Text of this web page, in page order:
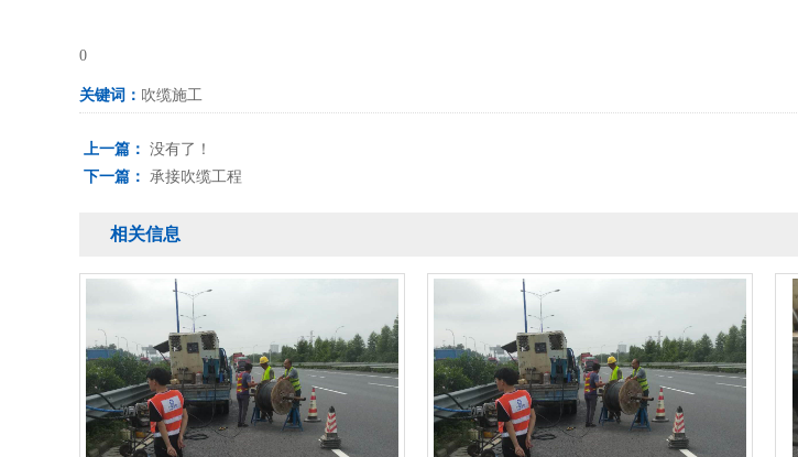
0
关键词： 吹缆施工
上一篇： 没有了！
下一篇： 承接吹缆工程
相关信息